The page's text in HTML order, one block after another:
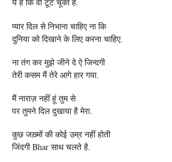
ये है कि वो टूट चूका है.
प्यार दिल से निभाना चाहिए ना कि
दुनिया को दिखाने के लिए करना चाहिए.
ना तंग कर मुझे जीने दे ऐ जिन्दगी
तेरी कसम मैं तेरे आगे हार गया.
मैं नाराज़ नहीं हूं तुम से
पर तुमने दिल दुखाया है मेरा.
कुछ जख़्मों की कोई उम्र नहीं होती
जिंदगी Bhar साथ चलते है.